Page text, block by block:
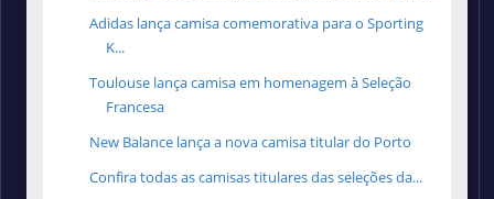
Adidas lança camisa comemorativa para o Sporting
K...
Toulouse lança camisa em homenagem à Seleção
Francesa
New Balance lança a nova camisa titular do Porto
Confira todas as camisas titulares das seleções da...